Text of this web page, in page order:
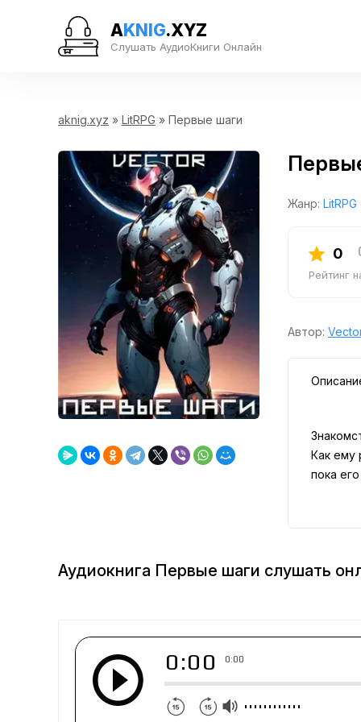
AKNIG.XYZ
Слушать АудиоКниги Онлайн
aknig.xyz » LitRPG » Первые шаги
Жанр: LitRPG
0
Рейтинг
Автор:
Как ему
пока
Аудиокнига Первые шаги слушать
0:00 0:00